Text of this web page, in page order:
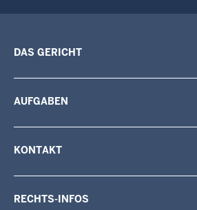
DAS GERICHT
AUFGABEN
KONTAKT
RECHTS-INFOS